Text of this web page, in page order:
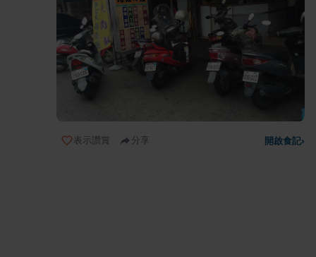
表示讚賞 分享 開啟食記›